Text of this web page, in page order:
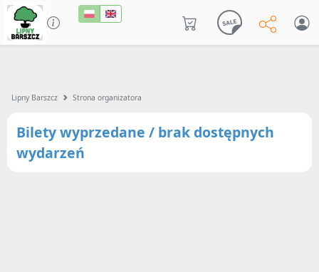
Lipny Barszcz Strona organizatora
Bilety wyprzedane / brak dostępnych
wydarzeń